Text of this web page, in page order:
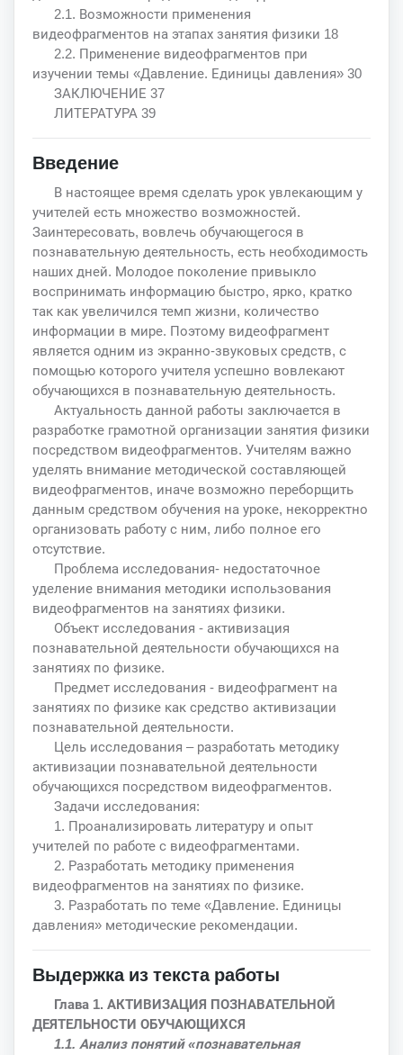
2.1. Возможности применения
видеофрагментов на этапах занятия физики 18
2.2. Применение видеофрагментов при
изучении темы «Давление. Единицы давления» 30
ЗАКЛЮЧЕНИЕ 37
ЛИТЕРАТУРА 39
Введение
В настоящее время сделать урок увлекающим у
учителей есть множество возможностей.
Заинтересовать, вовлечь обучающегося в
познавательную деятельность, есть необходимость
наших дней. Молодое поколение привыкло
воспринимать информацию быстро, ярко, кратко
так как увеличился темп жизни, количество
информации в мире. Поэтому видеофрагмент
является одним из экранно-звуковых средств, с
помощью которого учителя успешно вовлекают
обучающихся в познавательную деятельность.
Актуальность данной работы заключается в
разработке грамотной организации занятия физики
посредством видеофрагментов. Учителям важно
уделять внимание методической составляющей
видеофрагментов, иначе возможно переборщить
данным средством обучения на уроке, некорректно
организовать работу с ним, либо полное его
отсутствие.
Проблема исследования- недостаточное
уделение внимания методики использования
видеофрагментов на занятиях физики.
Объект исследования - активизация
познавательной деятельности обучающихся на
занятиях по физике.
Предмет исследования - видеофрагмент на
занятиях по физике как средство активизации
познавательной деятельности.
Цель исследования – разработать методику
активизации познавательной деятельности
обучающихся посредством видеофрагментов.
Задачи исследования:
1. Проанализировать литературу и опыт
учителей по работе с видеофрагментами.
2. Разработать методику применения
видеофрагментов на занятиях по физике.
3. Разработать по теме «Давление. Единицы
давления» методические рекомендации.
Выдержка из текста работы
Глава 1. АКТИВИЗАЦИЯ ПОЗНАВАТЕЛЬНОЙ
ДЕЯТЕЛЬНОСТИ ОБУЧАЮЩИХСЯ
1.1. Анализ понятий «познавательная